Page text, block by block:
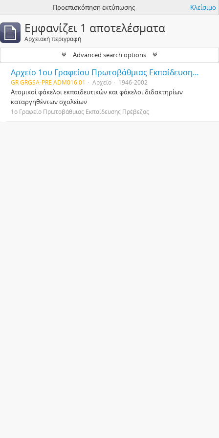
Προεπισκόπηση εκτύπωσης Κλείσιμο
Εμφανίζει 1 αποτελέσματα
Αρχειακή περιγραφή
Advanced search options
Αρχείο 1ου Γραφείου Πρωτοβάθμιας Εκπαίδευσης Πρέβεζας
GR GRGSA-PRE ADM016.01 Αρχείο 1946-2002
Ατομικοί φάκελοι εκπαιδευτικών και φάκελοι διδακτηρίων
καταργηθέντων σχολείων
1ο Γραφείο Πρωτοβάθμιας Εκπαίδευσης Πρέβεζας